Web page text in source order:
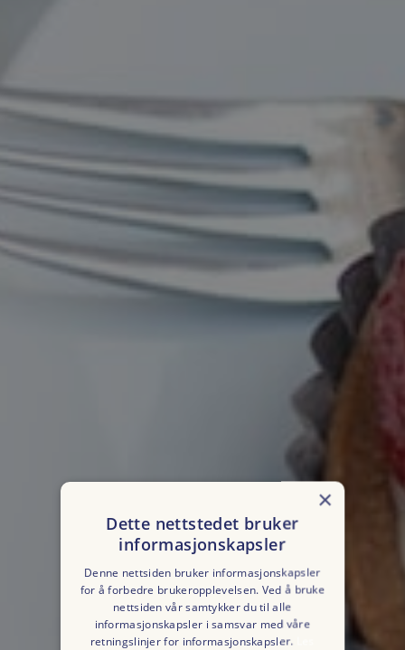
×
Dette nettstedet bruker
informasjonskapsler
Denne nettsiden bruker informasjonskapsler
for å forbedre brukeropplevelsen. Ved å bruke
nettsiden vår samtykker du til alle
informasjonskapsler i samsvar med våre
retningslinjer for informasjonskapsler.